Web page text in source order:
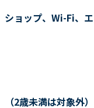
ョップ、Wi-Fi、
2歳未満は対象外）